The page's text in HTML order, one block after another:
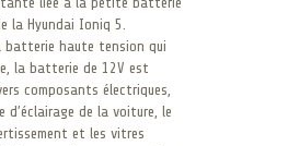
la Hyundai Ioniq 5.
batterie haute tension qui
la batterie de 12V est
composants électriques,
d’éclairage de la voiture, le
et les vitres